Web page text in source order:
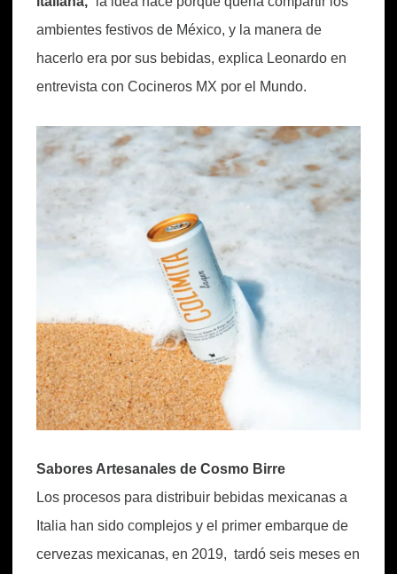
ambientes festivos de México, y la manera de
hacerlo era por sus bebidas, explica Leonardo en
entrevista con Cocineros MX por el Mundo.
Sabores Artesanales de Cosmo Birre
Los procesos para distribuir bebidas mexicanas a
Italia han sido complejos y el primer embarque de
cervezas mexicanas, en 2019, tardó seis meses en